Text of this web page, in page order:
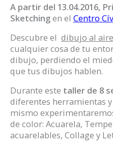
A partir del 13.04.2016,
Sketchingen el Centro
Descubre el dibujo al
cualquier cosa de tu
dibujo, perdiendo el
que tus dibujos hablen.
Durante este taller de 8
diferentes herramientas
mismo
de color: Acuarela,
acuarelables, Collage y